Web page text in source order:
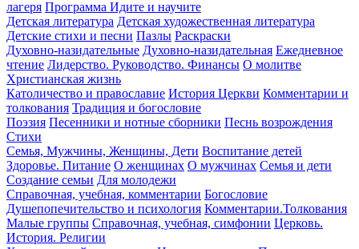
лагеря Программа Идите и научите
Детская литература Детская художественная литература
Детские стихи и песни Пазлы Раскраски
Духовно-назидательные Духовно-назидательная Ежедневное
чтение Лидерство. Руководство. Финансы О молитве
Христианская жизнь
Католичество и православие История Церкви Комментарии и
толкования Традиция и богословие
Поэзия Песенники и нотные сборники Песнь возрождения
Стихи
Семья, Мужчины, Женщины, Дети Воспитание детей
Здоровье. Питание О женщинах О мужчинах Семья и дети
Создание семьи Для молодежи
Справочная, учебная, комментарии Богословие
Душепопечительство и психология Комментарии.Толкования
Малые группы Справочная, учебная, симфонии Церковь.
История. Религии